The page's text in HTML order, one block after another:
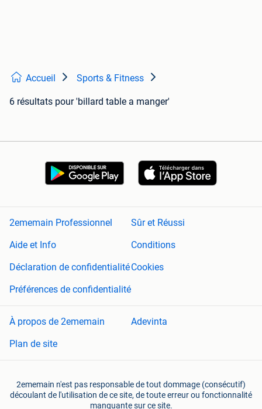
Accueil Sports & Fitness
6 résultats pour 'billard table a manger'
2ememain Professionnel
Sûr et Réussi
Aide et Info
Conditions
Déclaration de confidentialitéCookies
Préférences de confidentialité
À propos de 2ememain
Adevinta
Plan de site
2ememain n'est pas responsable de tout dommage (consécutif)
découlant de l'utilisation de ce site, de toute erreur ou fonctionnalité
manquante sur ce site.